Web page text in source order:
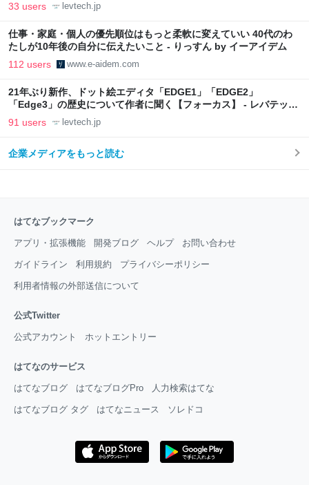
33 users levtech.jp
仕事・家庭・個人の優先順位はもっと柔軟に変えていい 40代のわ
たしが10年後の自分に伝えたいこと - りっすん by イーアイデム
112 users www.e-aidem.com
21年ぶり新作、ドット絵エディタ「EDGE1」「EDGE2」
「Edge3」の歴史について作者に聞く【フォーカス】 - レバテック
LAB
91 users levtech.jp
企業メディアをもっと読む
はてなブックマーク
アプリ・拡張機能 開発ブログ ヘルプ お問い合わせ
ガイドライン 利用規約 プライバシーポリシー
利用者情報の外部送信について
公式Twitter
公式アカウント ホットエントリー
はてなのサービス
はてなブログ はてなブログPro 人力検索はてな
はてなブログ タグ はてなニュース ソレドコ